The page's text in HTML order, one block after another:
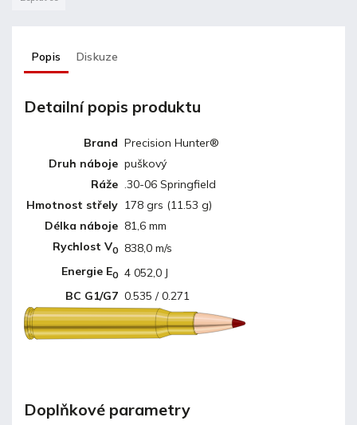
Popis Diskuze
Detailní popis produktu
Brand Precision Hunter®
Druh náboje puškový
Ráže .30-06 Springfield
Hmotnost střely 178 grs (11.53 g)
Délka náboje 81,6 mm
Rychlost V0 838,0 m/s
Energie E0 4 052,0 J
BC G1/G7 0.535 / 0.271
Doplňkové parametry